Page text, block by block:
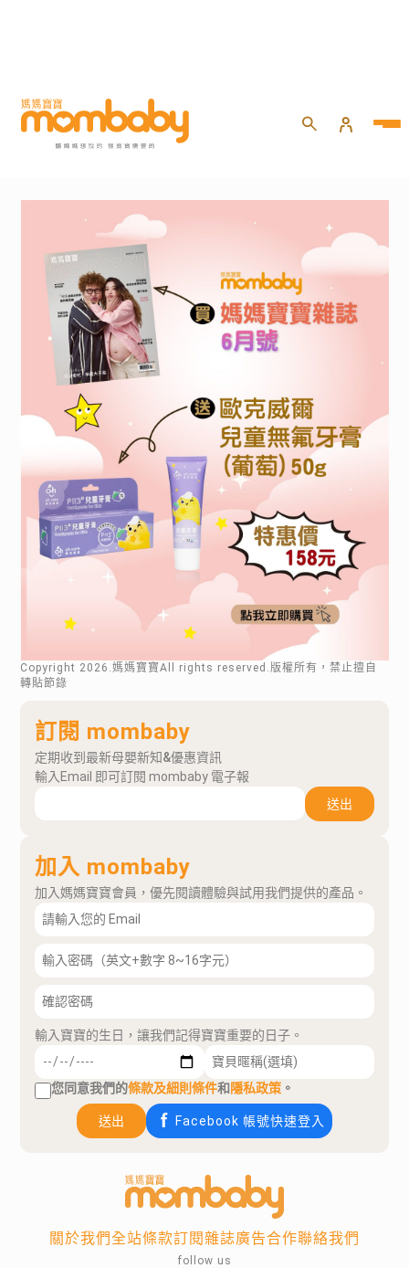
Copyright 2026 .媽媽寶寶All rights reserved.版權所有，禁止擅自
轉貼節錄
訂閱 mombaby
定期收到最新母嬰新知&優惠資訊
輸入Email 即可訂閱 mombaby 電子報
送出
加入 mombaby
加入媽媽寶寶會員，優先閱讀體驗與試用我們提供的產品。
輸入寶寶的生日，讓我們記得寶寶重要的日子。
您同意我們的條款及細則條件和隱私政策 。
送出 Facebook 帳號快速登入
關於我們全站條款訂閱雜誌廣告合作聯絡我們
follow us